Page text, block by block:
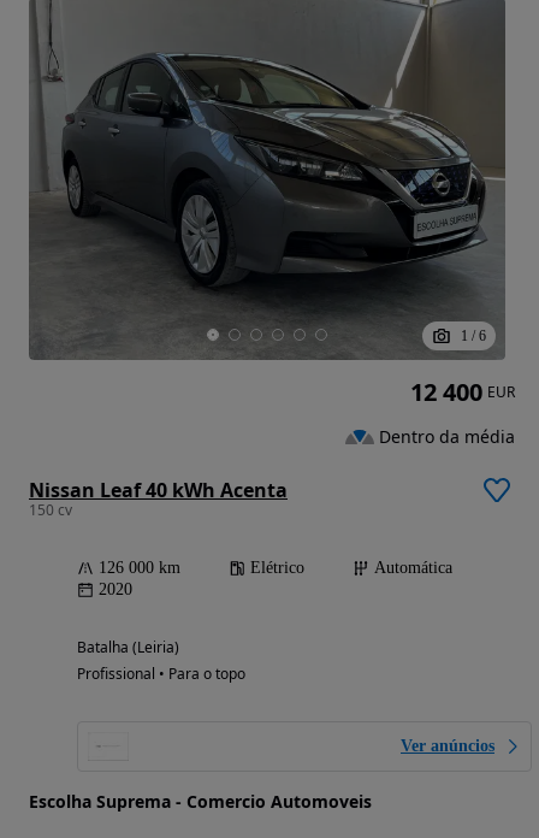
1 / 6
Nissan Leaf 40 kWh Acenta
150 cv
126 000 km Elétrico
Automática
2020
Batalha (Leiria)
Profissional • Para o topo
Ver anúncios
Escolha Suprema - Comercio Automoveis
12 400 EUR
Dentro da média